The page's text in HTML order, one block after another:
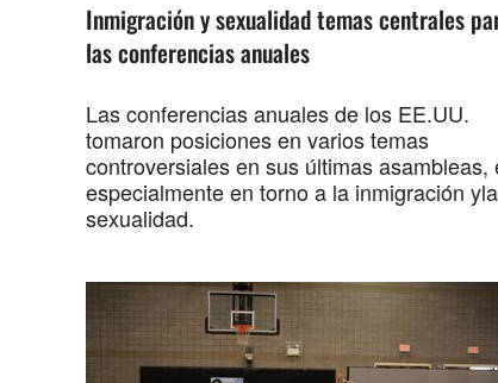
Inmigración y sexualidad temas centrales
las conferencias anuales
Las conferencias anuales de los EE.UU.
tomaron posiciones en varios temas
controversiales en sus últimas asambleas,
especialmente en torno a la inmigración yla
sexualidad.